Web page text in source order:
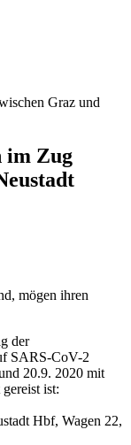
Graz und
im Zug
mögen ihren
der
SARS-CoV-2
20.9. 2020 mit
ist:
Hbf, Wagen 22,